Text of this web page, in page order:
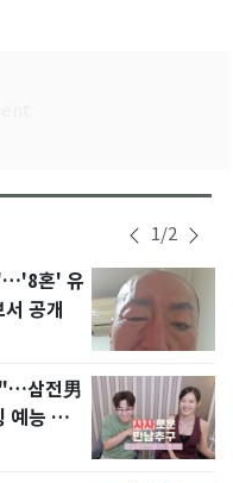
1/2
혼' 유
공개
삼전男
예능 화